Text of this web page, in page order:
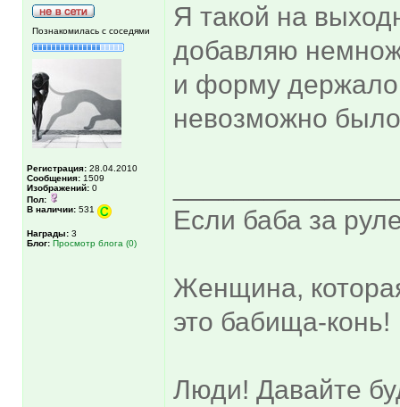
Познакомилась с соседями
Регистрация: 28.04.2010
Сообщения: 1509
Изображений: 0
Пол:
В наличии: 531
Награды: 3
Блог: Просмотр блога (0)
Я такой на
добавляю
и форму
невозможно
Если баба за
Женщина,
это бабища-конь!
Люди! Давайте